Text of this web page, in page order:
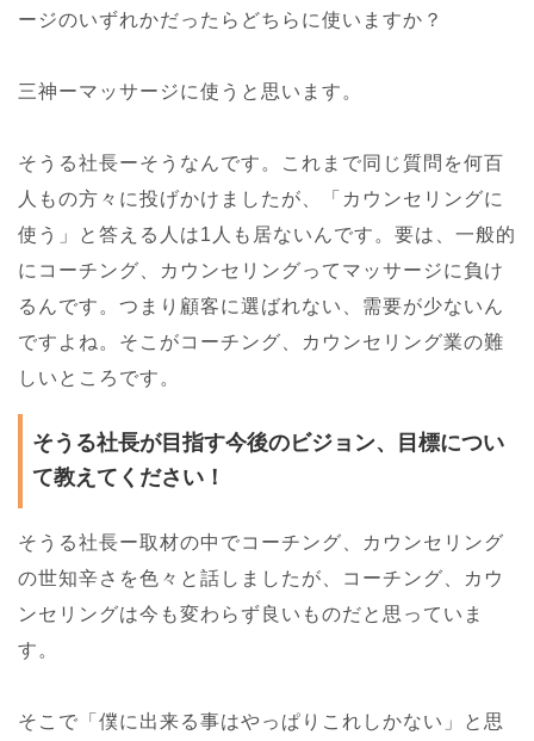
ージのいずれかだったらどちらに使いますか？
三神ーマッサージに使うと思います。
そうる社長ーそうなんです。これまで同じ質問を何百
人もの方々に投げかけましたが、「カウンセリングに
使う」と答える人は1人も居ないんです。要は、一般的
にコーチング、カウンセリングってマッサージに負け
るんです。つまり顧客に選ばれない、需要が少ないん
ですよね。そこがコーチング、カウンセリング業の難
しいところです。
そうる社長が目指す今後のビジョン、目標につい
て教えてください！
そうる社長ー取材の中でコーチング、カウンセリング
の世知辛さを色々と話しましたが、コーチング、カウ
ンセリングは今も変わらず良いものだと思っていま
す。
そこで「僕に出来る事はやっぱりこれしかない」と思